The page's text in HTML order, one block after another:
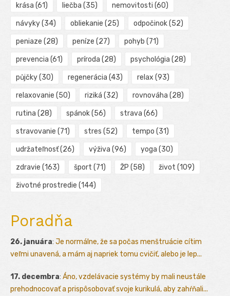
krása (61) liečba (35) nemovitosti (60)
návyky(34) obliekanie (25) odpočinok(52)
peniaze (28) peníze (27) pohyb (71)
prevencia (61) príroda (28) psychológia (28)
půjčky(30) regenerácia (43) relax (93)
relaxovanie (50) riziká (32) rovnováha (28)
rutina (28) spánok(56) strava (66)
stravovanie (71) stres (52) tempo (31)
udržateľnosť(26) výživa (96) yoga (30)
zdravie (163) šport (71) ŽP (58) život (109)
životné prostredie (144)
Poradňa
26. januára: Je normálne, že sa počas menštruácie cítim
veľmi unavená, a mám aj napriek tomu cvičiť, alebo je lep...
17. decembra: Áno, vzdelávacie systémy by mali neustále
prehodnocovať a prispôsobovať svoje kurikulá, aby zahŕňali...